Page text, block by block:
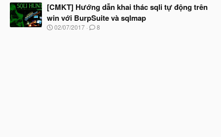
đ
ầ
u
à
y
b
ắ
[CMKT] Hướng dẫn khai thác sqli tự động trên
win với BurpSuite và sqlmap
N
02/07/2017 8